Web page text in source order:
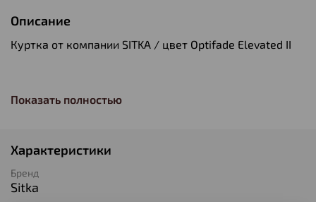
Описание
Куртка от компании SITKA / цвет Optifade Elevated II
Особенности:
хуже натурального пуха, но превосходит пух по
- К легкому утеплителю (произведенному на 35% из
Показать полностью
Характеристики
Бренд
Sitka